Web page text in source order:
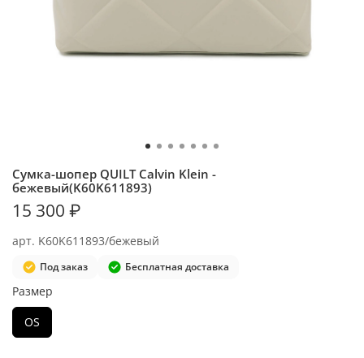
арт. K60K611893/бежевый
Сумка-шопер QUILT Calvin Klein -
бежевый(K60K611893)
Под заказ Бесплатная доставка
15 300 ₽
Размер
OS